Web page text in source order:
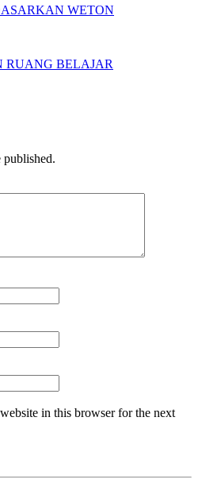
WETON
RUANG BELAJAR
published.
in this browser for the next